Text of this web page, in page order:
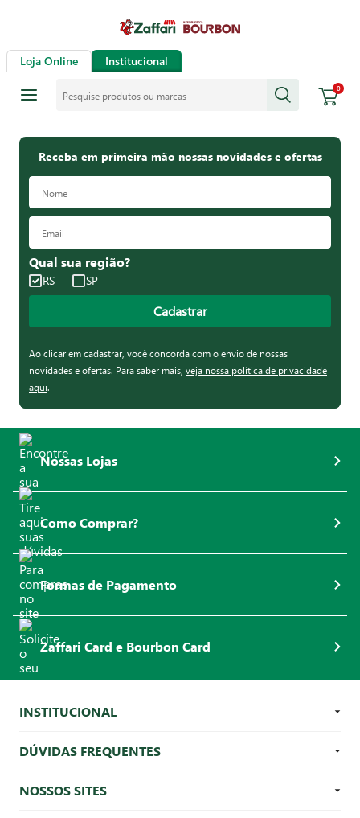
Loja Online Institucional
0
Receba em primeira mão nossas novidades e ofertas
Qual sua região?
RS SP
Cadastrar
Ao clicar em cadastrar, você concorda com o envio de nossas
novidades e ofertas. Para saber mais, veja nossa política de privacidade
aqui.
Nossas Lojas
Como Comprar?
Formas de Pagamento
Zaffari Card e Bourbon Card
INSTITUCIONAL
DÚVIDAS FREQUENTES
NOSSOS SITES